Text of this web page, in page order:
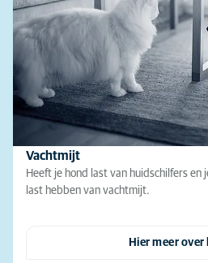
Vachtmijt
Heeft je hond last van huidschilfers en
last hebben van vachtmijt.
Hier meer over